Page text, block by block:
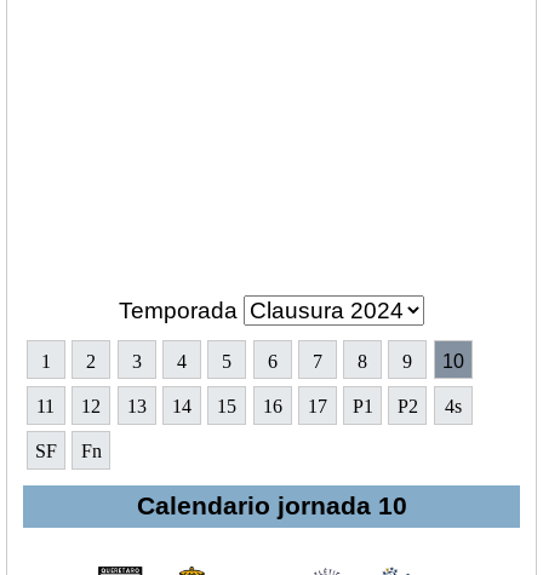
Temporada
1 2 3 4 5 6 7 8 9 10
11 12 13 14 15 16 17 P1 P2 4s
SF Fn
Calendario jornada 10